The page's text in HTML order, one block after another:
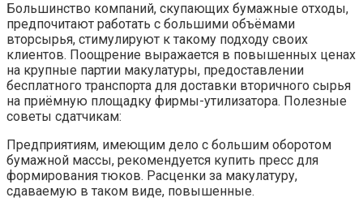
Большинство компаний, скупающих бумажные отходы,
предпочитают работать с большими объёмами
вторсырья, стимулируют к такому подходу своих
клиентов. Поощрение выражается в повышенных ценах
на крупные партии макулатуры, предоставлении
бесплатного транспорта для доставки вторичного сырья
на приёмную площадку фирмы-утилизатора. Полезные
советы сдатчикам:
Предприятиям, имеющим дело с большим оборотом
бумажной массы, рекомендуется купить пресс для
формирования тюков. Расценки за макулатуру,
сдаваемую в таком виде, повышенные.